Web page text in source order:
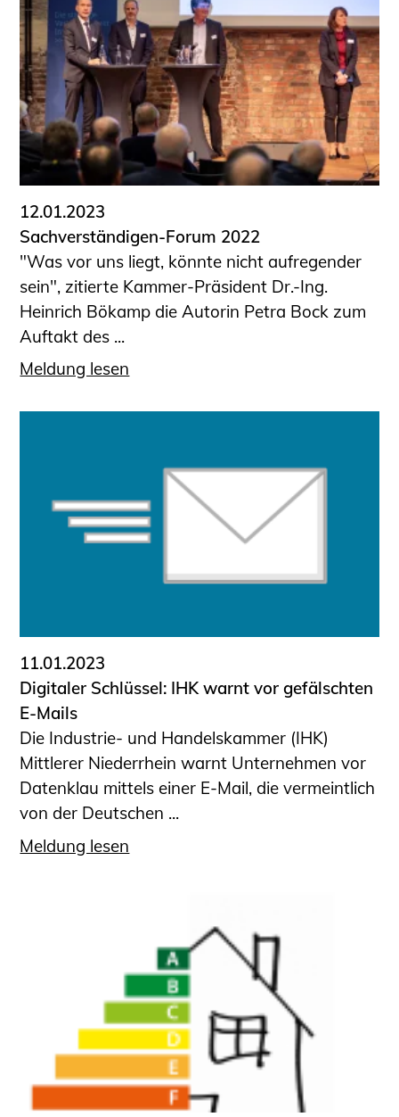
12.01.2023
Sachverständigen-Forum 2022
"Was vor uns liegt, könnte nicht aufregender
sein", zitierte Kammer-Präsident Dr.-Ing.
Heinrich Bökamp die Autorin Petra Bock zum
Auftakt des ...
Meldung lesen
11.01.2023
Digitaler Schlüssel: IHK warnt vor gefälschten
E-Mails
Die Industrie- und Handelskammer (IHK)
Mittlerer Niederrhein warnt Unternehmen vor
Datenklau mittels einer E-Mail, die vermeintlich
von der Deutschen ...
Meldung lesen